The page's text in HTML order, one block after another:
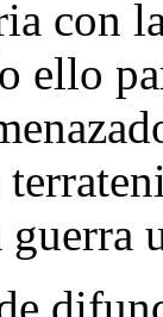
con
ello
guerra